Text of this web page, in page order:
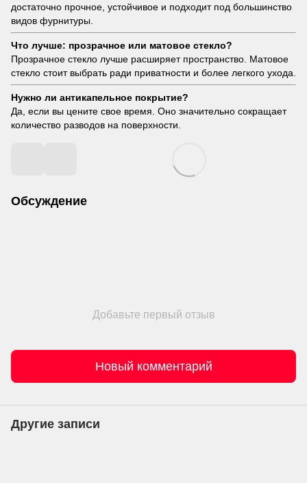
достаточно прочное, устойчивое и подходит под большинство
видов фурнитуры.
Что лучше: прозрачное или матовое стекло?
Прозрачное стекло лучше расширяет пространство. Матовое
стекло стоит выбрать ради приватности и более легкого ухода.
Нужно ли антикапельное покрытие?
Да, если вы цените свое время. Оно значительно сокращает
количество разводов на поверхности.
Обсуждение
Добавьте первый отзыв
Новый комментарий
Другие записи